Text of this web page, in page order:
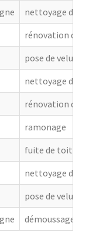
nettoyage de
rénovation de
pose de velux
nettoyage de
rénovation de
ramonage
fuite de toiture
nettoyage de
pose de velux
démoussage de